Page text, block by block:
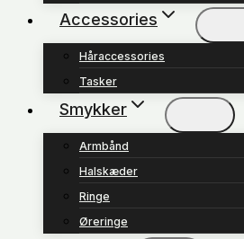
Accessories
Håraccessories
Tasker
Smykker
Armbånd
Halskæder
Ringe
Øreringe